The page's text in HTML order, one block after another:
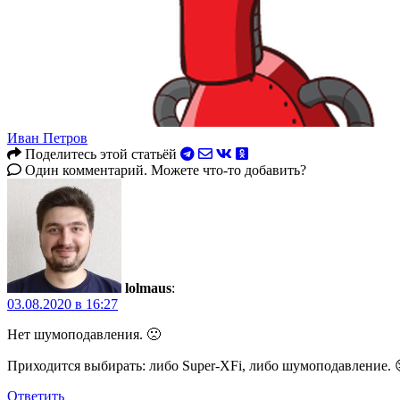
Иван Петров
Поделитесь этой статьёй
Один комментарий. Можете что-то добавить?
lolmaus:
03.08.2020 в 16:27
Нет шумоподавления. 🙁
Приходится выбирать: либо Super-XFi, либо шумоподавление.
Ответить